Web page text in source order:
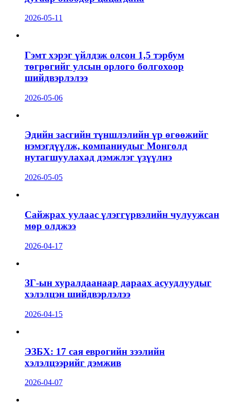
2026-05-11
Гэмт хэрэг үйлдэж олсон 1,5 тэрбум
төгрөгийг улсын орлого болгохоор
шийдвэрлэлээ
2026-05-06
Эдийн засгийн түншлэлийн үр өгөөжийг
нэмэгдүүлж, компаниудыг Монголд
нутагшуулахад дэмжлэг үзүүлнэ
2026-05-05
Сайжрах уулаас үлэггүрвэлийн чулуужсан
мөр олджээ
2026-04-17
ЗГ-ын хуралдаанаар дараах асуудлуудыг
хэлэлцэн шийдвэрлэлээ
2026-04-15
ЭЗБХ: 17 сая еврогийн зээлийн
хэлэлцээрийг дэмжив
2026-04-07